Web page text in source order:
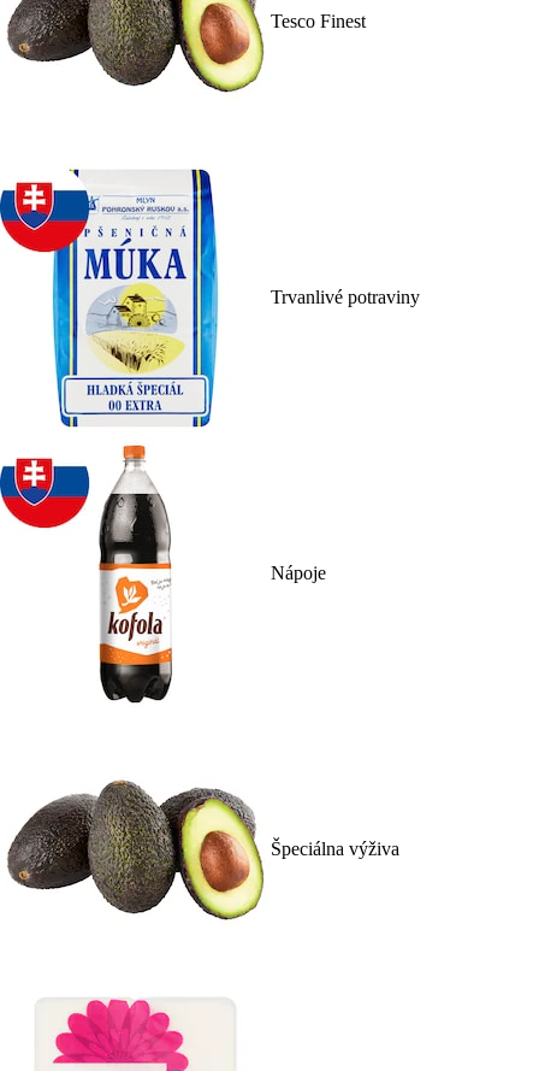
Tesco Finest
Trvanlivé potraviny
Nápoje
Špeciálna výživa